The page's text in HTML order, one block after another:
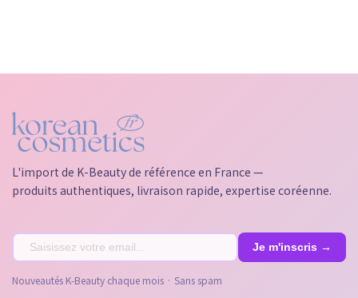
L'import de K-Beauty de référence en France —
produits authentiques, livraison rapide, expertise coréenne.
Nouveautés K-Beauty chaque mois · Sans spam